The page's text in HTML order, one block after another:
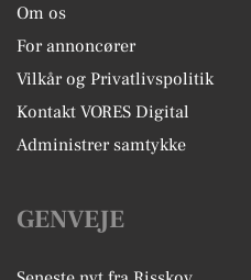
Om os
For annoncører
Vilkår og Privatlivspolitik
Kontakt VORES Digital
Administrer samtykke
GENVEJE